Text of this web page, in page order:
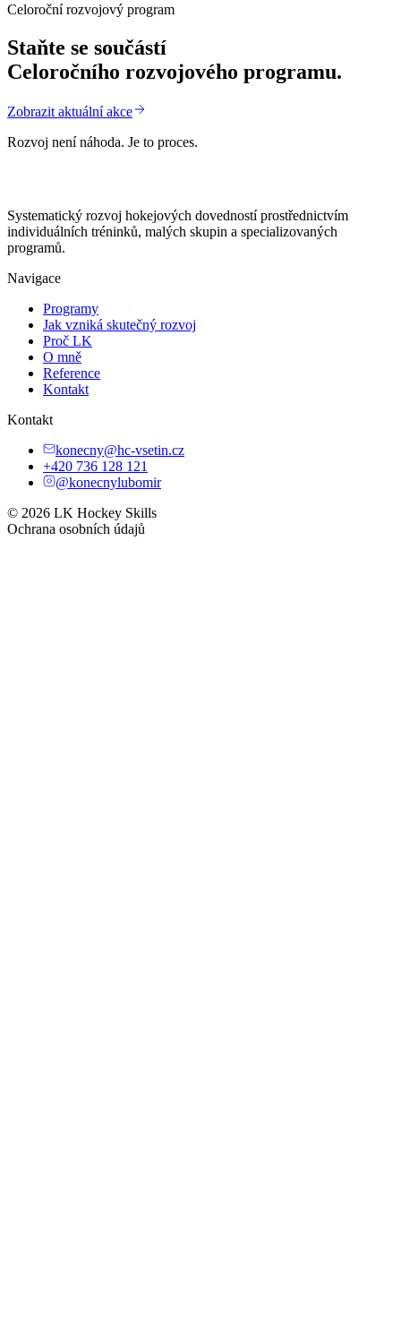
Celoroční rozvojový program
Staňte se součástí
Celoročního rozvojového programu.
Zobrazit aktuální akce
Rozvoj není náhoda. Je to proces.
Systematický rozvoj hokejových dovedností prostřednictvím
individuálních tréninků, malých skupin a specializovaných
programů.
Navigace
Programy
Jak vzniká skutečný rozvoj
Proč LK
O mně
Reference
Kontakt
Kontakt
konecny@hc-vsetin.cz
+420 736 128 121
@konecnylubomir
© 2026 LK Hockey Skills
Ochrana osobních údajů